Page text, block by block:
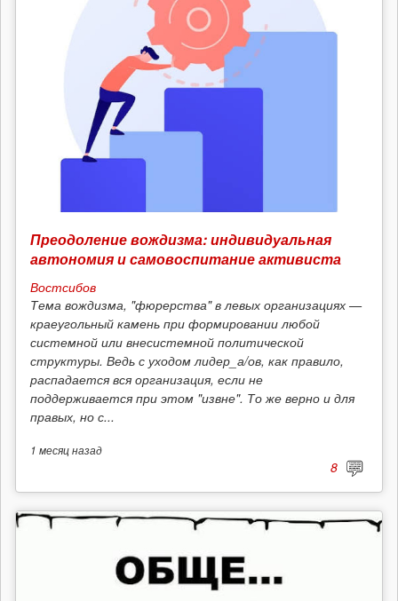
Преодоление вождизма: индивидуальная
автономия и самовоспитание активиста
Востсибов
Тема вождизма, "фюрерства" в левых организациях —
краеугольный камень при формировании любой
системной или внесистемной политической
структуры. Ведь с уходом лидер_а/ов, как правило,
распадается вся организация, если не
поддерживается при этом "извне". То же верно и для
правых, но с...
1 месяцназад
8